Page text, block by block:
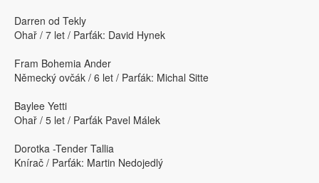
Darren od Tekly
Ohař / 7 let / Parťák: David Hynek
Fram Bohemia Ander
Německý ovčák / 6 let / Parťák: Michal Sitte
Baylee Yetti
Ohař / 5 let / Parťák Pavel Málek
Dorotka -Tender Tallia
Knírač / Parťák: Martin Nedojedlý